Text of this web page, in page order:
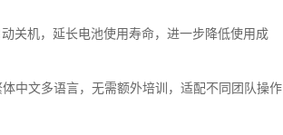
关机，延长电池使用寿命，进一步降低使用成
中文多语言，无需额外培训，适配不同团队操作